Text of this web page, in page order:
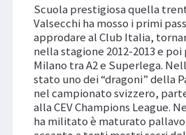
Scuola prestigiosa quella
Valsecchi ha mosso i primi
approdare al Club Italia,
nella stagione 2012-2013 e
Milano tra A2 e Superlega.
stato uno dei “dragoni” della
nel campionato svizzero,
alla CEV Champions League.
ha militato è maturato